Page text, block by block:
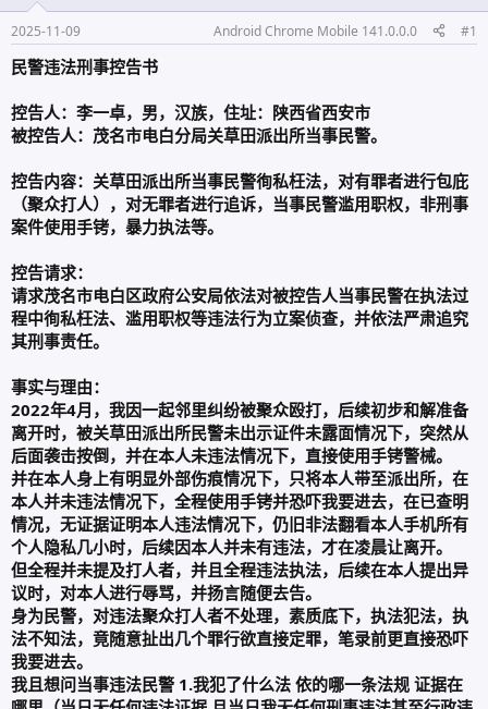
2025-11-09 Android Chrome Mobile 141.0.0.0 #1
民警违法刑事控告书
控告人：李一卓，男，汉族，住址：陕西省西安市
被控告人：茂名市电白分局关草田派出所当事民警。
控告内容：关草田派出所当事民警徇私枉法，对有罪者进行包庇
（聚众打人），对无罪者进行追诉，当事民警滥用职权，非刑事
案件使用手铐，暴力执法等。
控告请求：
请求茂名市电白区政府公安局依法对被控告人当事民警在执法过
程中徇私枉法、滥用职权等违法行为立案侦查，并依法严肃追究
其刑事责任。
事实与理由：
2022年4月，我因一起邻里纠纷被聚众殴打，后续初步和解准备
离开时，被关草田派出所民警未出示证件未露面情况下，突然从
后面袭击按倒，并在本人未违法情况下，直接使用手铐警械。
并在本人身上有明显外部伤痕情况下，只将本人带至派出所，在
本人并未违法情况下，全程使用手铐并恐吓我要进去，在已查明
情况，无证据证明本人违法情况下，仍旧非法翻看本人手机所有
个人隐私几小时，后续因本人并未有违法，才在凌晨让离开。
但全程并未提及打人者，并且全程违法执法，后续在本人提出异
议时，对本人进行辱骂，并扬言随便去告。
身为民警，对违法聚众打人者不处理，素质底下，执法犯法，执
法不知法，竟随意扯出几个罪行欲直接定罪，笔录前更直接恐吓
我要进去。
我且想问当事违法民警 1.我犯了什么法 依的哪一条法规 证据在